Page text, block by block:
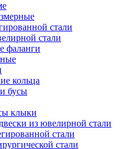
стали
стали
фаланги
кольца
бусы
клыки
из ювелирной стали
стали
стали